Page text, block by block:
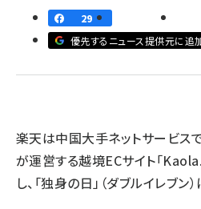
base (1083)
ビィ・フォアード (777)
29
優先するニュース提供元に追
楽天は中国大手ネットサービス
が運営する越境ECサイト「
し、「独身の日」（ダブルイレブン